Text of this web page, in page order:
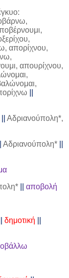
απορίχνου,
απουρίχνου,
Αδριανούπολη*,
Αδριανούπολη*||
|| αποβολή
δημοτική